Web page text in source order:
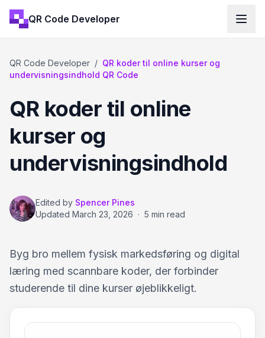
QR Code Developer
QR Code Developer / QR koder til online kurser og
undervisningsindhold QR Code
QR koder til online
kurser og
undervisningsindhold
Edited by Spencer Pines
Updated March 23, 2026 · 5 min read
Byg bro mellem fysisk markedsføring og digital
læring med scannbare koder, der forbinder
studerende til dine kurser øjeblikkeligt.